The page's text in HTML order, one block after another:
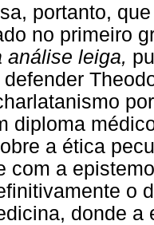
portanto,
no primeiro
análise leiga,
diploma
a ética
com a
o
donde